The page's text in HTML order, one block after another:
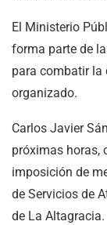
El Ministerio
forma parte de
para combatir la
organizado.
Carlos Javier
próximas horas,
imposición de
de Servicios de
de La Altagracia.